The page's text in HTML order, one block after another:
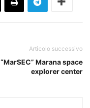
Articolo successivo
“MarSEC” Marana space
explorer center